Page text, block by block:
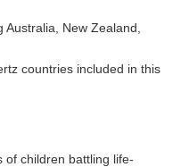
Australia, New Zealand,
countries included in this
of children battling life-